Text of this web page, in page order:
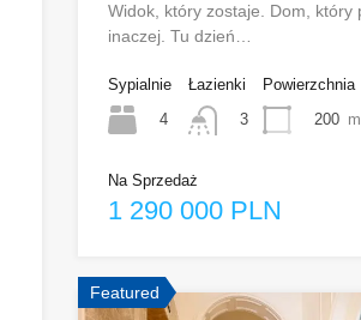
Widok, który zostaje. Dom, który
inaczej. Tu dzień…
Sypialnie
4
Łazienki
3
Powierzchnia
200
Na Sprzedaż
1 290 000 PLN
Featured